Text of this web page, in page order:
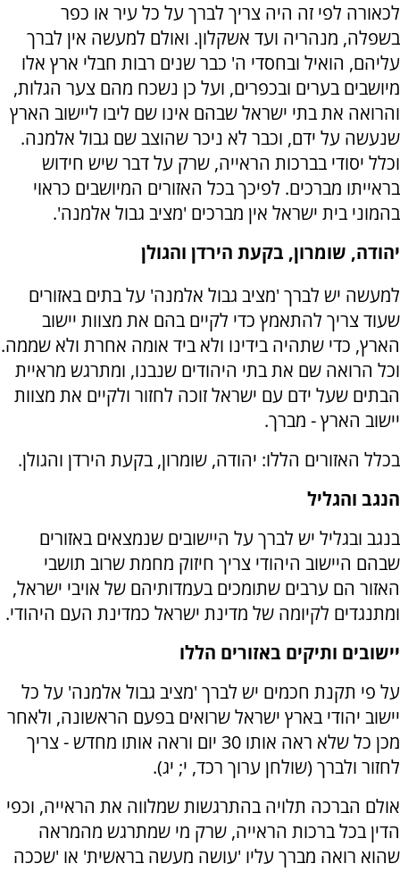
לכאורה לפי זה היה צריך לברך על כל עיר או כפר
בשפלה, מנהריה ועד אשקלון. ואולם למעשה אין לברך
עליהם, הואיל ובחסדי ה' כבר שנים רבות חבלי ארץ אלו
מיושבים בערים ובכפרים, ועל כן נשכח מהם צער הגלות,
והרואה את בתי ישראל שבהם אינו שם ליבו ליישוב הארץ
שנעשה על ידם, וכבר לא ניכר שהוצב שם גבול אלמנה.
וכלל יסודי בברכות הראייה, שרק על דבר שיש חידוש
בראייתו מברכים. לפיכך בכל האזורים המיושבים כראוי
בהמוני בית ישראל אין מברכים 'מציב גבול אלמנה'.
יהודה, שומרון, בקעת הירדן והגולן
למעשה יש לברך 'מציב גבול אלמנה' על בתים באזורים
שעוד צריך להתאמץ כדי לקיים בהם את מצוות יישוב
הארץ, כדי שתהיה בידינו ולא ביד אומה אחרת ולא שממה.
וכל הרואה שם את בתי היהודים שנבנו, ומתרגש מראיית
הבתים שעל ידם עם ישראל זוכה לחזור ולקיים את מצוות
יישוב הארץ - מברך.
בכלל האזורים הללו: יהודה, שומרון, בקעת הירדן והגולן.
הנגב והגליל
בנגב ובגליל יש לברך על היישובים שנמצאים באזורים
שבהם היישוב היהודי צריך חיזוק מחמת שרוב תושבי
האזור הם ערבים שתומכים בעמדותיהם של אויבי ישראל,
ומתנגדים לקיומה של מדינת ישראל כמדינת העם היהודי.
יישובים ותיקים באזורים הללו
על פי תקנת חכמים יש לברך 'מציב גבול אלמנה' על כל
יישוב יהודי בארץ ישראל שרואים בפעם הראשונה, ולאחר
מכן כל שלא ראה אותו 30 יום וראה אותו מחדש - צריך
לחזור ולברך (שולחן ערוך רכד, י; יג).
אולם הברכה תלויה בהתרגשות שמלווה את הראייה, וכפי
הדין בכל ברכות הראייה, שרק מי שמתרגש מהמראה
שהוא רואה מברך עליו 'עושה מעשה בראשית' או 'שככה